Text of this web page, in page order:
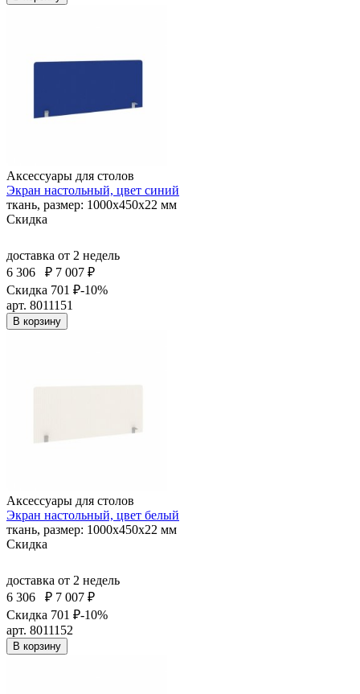
Аксессуары для столов
Экран настольный, цвет синий
ткань, размер: 1000х450х22 мм
Скидка
доставка от 2 недель
6 306
₽ 7 007 ₽
Скидка 701 ₽-10%
арт. 8011151
В корзину
Аксессуары для столов
Экран настольный, цвет белый
ткань, размер: 1000х450х22 мм
Скидка
доставка от 2 недель
6 306
₽ 7 007 ₽
Скидка 701 ₽-10%
арт. 8011152
В корзину